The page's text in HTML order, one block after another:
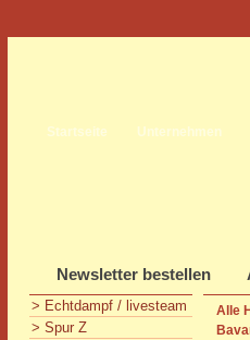
Startseite Unternehmen
Newsletter bestellen
> Echtdampf / livesteam
> Spur Z
Alle